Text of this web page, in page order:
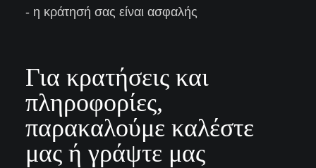
- η κράτησή σας είναι ασφαλής
Για κρατήσεις και
πληροφορίες,
παρακαλούμε καλέστε
μας ή γράψτε μας